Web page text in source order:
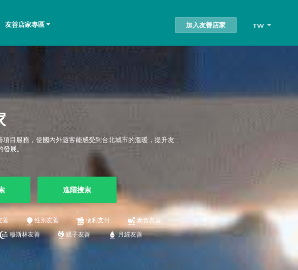
友善店家專區 加入友善店家 TW
目服務，使國內外遊客能感受到台北城市的溫暖，提升友
展。
進階搜索
善 性別友善 便利支付
素食友善
穆斯林友善 親子友善 月經友善